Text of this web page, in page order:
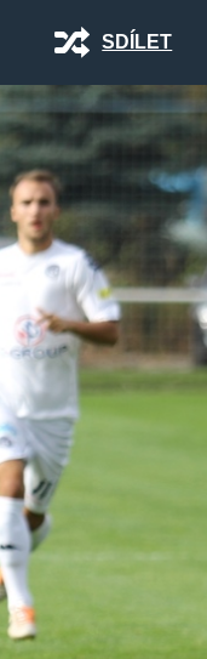
SDÍLET